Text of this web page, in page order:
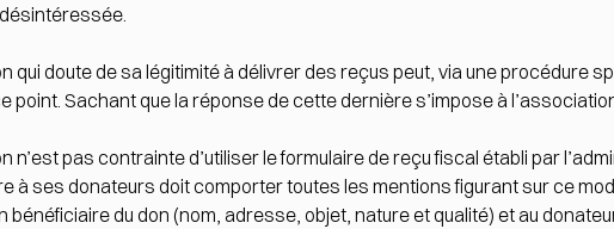
qui doute de sa légitimité à délivrer des reçus peut, via une procédure
point. Sachant que la réponse de cette dernière s’impose à
n’est pas contrainte d’utiliser le formulaire de reçu fiscal établi par
à ses donateurs doit comporter toutes les mentions figurant sur ce
bénéficiaire du don (nom, adresse, objet, nature et qualité) et au